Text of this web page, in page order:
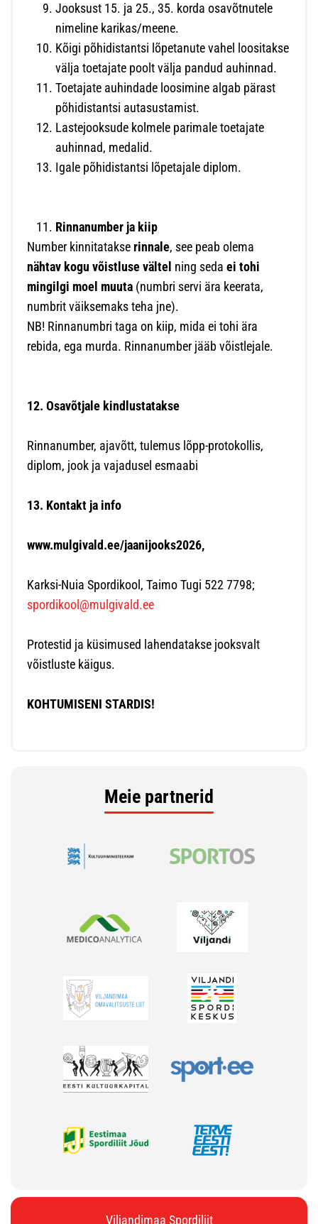
Jooksust 15. ja 25., 35. korda osavõtnutele
nimeline karikas/meene.
Kõigi põhidistantsi lõpetanute vahel loositakse
välja toetajate poolt välja pandud auhinnad.
Toetajate auhindade loosimine algab pärast
põhidistantsi autasustamist.
Lastejooksude kolmele parimale toetajate
auhinnad, medalid.
Igale põhidistantsi lõpetajale diplom.
Rinnanumber ja kiip
Number kinnitatakse rinnale, see peab olema
nähtav kogu võistluse vältel ning sedaei tohi
mingilgi moel muuta (numbri servi ära keerata,
numbrit väiksemaks teha jne).
NB! Rinnanumbri taga on kiip, mida ei tohi ära
rebida, ega murda. Rinnanumber jääb võistlejale.
12. Osavõtjale kindlustatakse
Rinnanumber, ajavõtt, tulemus lõpp-protokollis,
diplom, jook ja vajadusel esmaabi
13. Kontakt ja info
www.mulgivald.ee/jaanijooks2026,
Karksi-Nuia Spordikool, Taimo Tugi 522 7798;
spordikool@mulgivald.ee
Protestid ja küsimused lahendatakse jooksvalt
võistluste käigus.
KOHTUMISENI STARDIS!
Meie partnerid
Viljandimaa Spordiliit